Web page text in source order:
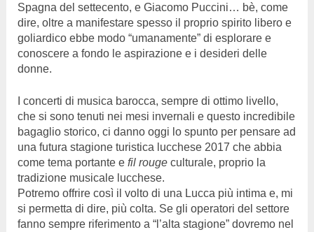
Spagna del settecento, e Giacomo Puccini… bè, come
dire, oltre a manifestare spesso il proprio spirito libero e
goliardico ebbe modo “umanamente” di esplorare e
conoscere a fondo le aspirazione e i desideri delle
donne.
I concerti di musica barocca, sempre di ottimo livello,
che si sono tenuti nei mesi invernali e questo incredibile
bagaglio storico, ci danno oggi lo spunto per pensare ad
una futura stagione turistica lucchese 2017 che abbia
come tema portante e fil rougeculturale, proprio la
tradizione musicale lucchese.
Potremo offrire così il volto di una Lucca più intima e, mi
si permetta di dire, più colta. Se gli operatori del settore
fanno sempre riferimento a “l’alta stagione” dovremo nel